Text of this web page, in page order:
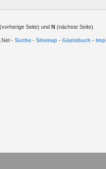
(vorherige Seite) und N (nächste Seite).
- Suche - Sitemap - Gästebuch -